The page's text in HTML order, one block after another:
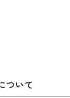
ついて